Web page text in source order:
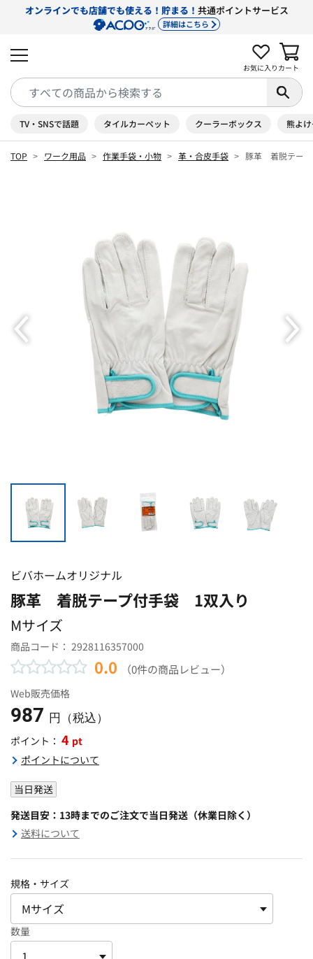
オンラインでも店舗でも使える！貯まる！ 共通ポイントサービス
詳細はこちら
お気に入り カート
TV・SNSで話題 タイルカーペット クーラーボックス 熊よ
TOP ワーク用品 作業手袋・小物 革・合皮手袋 豚革 着脱テー
ビバホームオリジナル
豚革 着脱テープ付手袋 1双入り
Mサイズ
商品コード： 2928116357000
0.0 （0件の商品レビュー）
Web販売価格
987 円（税込）
ポイント： 4 pt
ポイントについて
当日発送
発送目安：13時までのご注文で当日発送（休業日除く）
送料について
規格・サイズ
数量